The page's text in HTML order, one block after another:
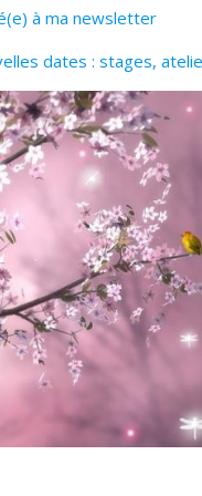
à ma newsletter
dates : stages,